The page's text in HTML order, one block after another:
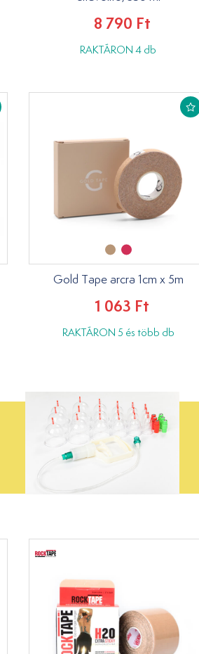
8 790 Ft
RAKTÁRON 4 db
Gold Tape arcra 1cm x 5m
1 063 Ft
RAKTÁRON 5 és több db